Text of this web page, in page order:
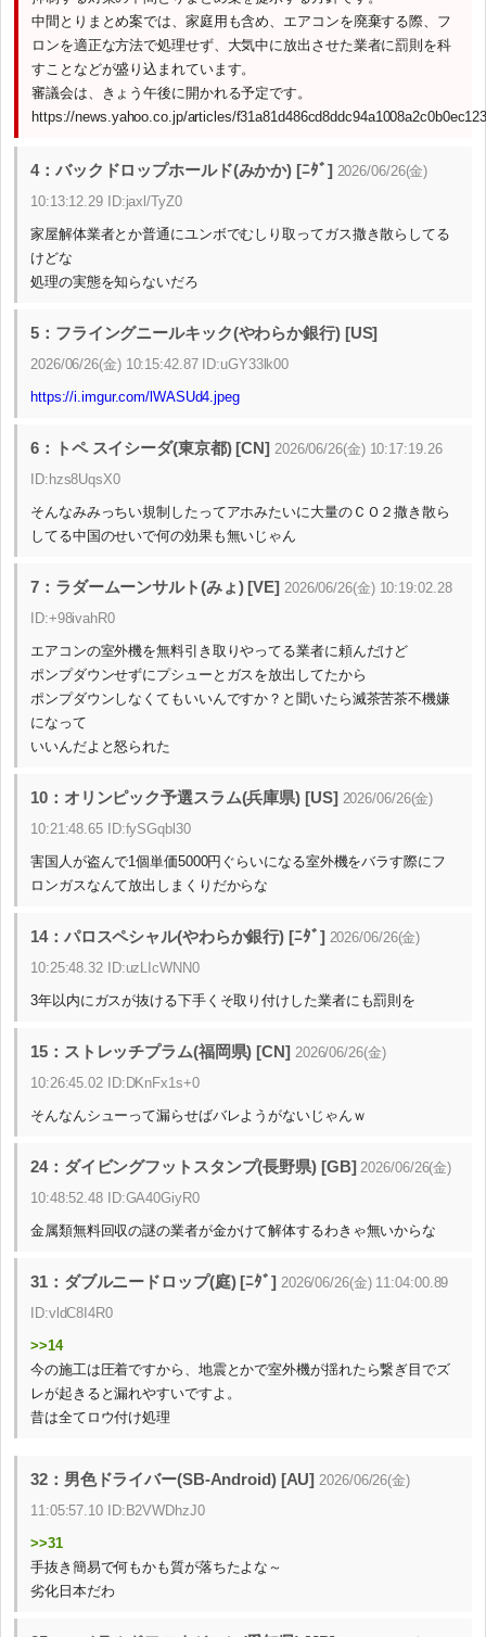
中間とりまとめ案では、家庭用も含め、エアコンを廃棄する際、フ
ロンを適正な方法で処理せず、大気中に放出させた業者に罰則を科
すことなどが盛り込まれています。
審議会は、きょう午後に開かれる予定です。
https://news.yahoo.co.jp/articles/
4：バックドロップホールド(みかか) [ﾆﾀﾞ] 2026/06/26(金)
10:13:12.29 ID:jaxl/TyZ0
家屋解体業者とか普通にユンボでむしり取ってガス撒き散らしてる
けどな
処理の実態を知らないだろ
5：フライングニールキック(やわらか銀行) [US]
2026/06/26(金) 10:15:42.87 ID:uGY33lk00
https://i.imgur.com/lWASUd4.jpeg
6：トペ スイシーダ(東京都) [CN] 2026/06/26(金) 10:17:19.26
ID:hzs8UqsX0
そんなみみっちい規制したってアホみたいに大量のＣＯ２撒き散ら
してる中国のせいで何の効果も無いじゃん
7：ラダームーンサルト(みょ) [VE] 2026/06/26(金) 10:19:02.28
ID:+98ivahR0
エアコンの室外機を無料引き取りやってる業者に頼んだけど
ポンプダウンせずにプシューとガスを放出してたから
ポンプダウンしなくてもいいんですか？と聞いたら滅茶苦茶不機嫌
になって
いいんだよと怒られた
10：オリンピック予選スラム(兵庫県) [US] 2026/06/26(金)
10:21:48.65 ID:fySGqbl30
害国人が盗んで1個単価5000円ぐらいになる室外機をバラす際にフ
ロンガスなんて放出しまくりだからな
14：パロスペシャル(やわらか銀行) [ﾆﾀﾞ] 2026/06/26(金)
10:25:48.32 ID:uzLIcWNN0
3年以内にガスが抜ける下手くそ取り付けした業者にも罰則を
15：ストレッチプラム(福岡県) [CN] 2026/06/26(金)
10:26:45.02 ID:DKnFx1s+0
そんなんシューって漏らせばバレようがないじゃんｗ
24：ダイビングフットスタンプ(長野県) [GB] 2026/06/26(金)
10:48:52.48 ID:GA40GiyR0
金属類無料回収の謎の業者が金かけて解体するわきゃ無いからな
31：ダブルニードロップ(庭) [ﾆﾀﾞ] 2026/06/26(金) 11:04:00.89
ID:vldC8I4R0
>>14
今の施工は圧着ですから、地震とかで室外機が揺れたら繋ぎ目でズ
レが起きると漏れやすいですよ。
昔は全てロウ付け処理
32：男色ドライバー(SB-Android) [AU] 2026/06/26(金)
11:05:57.10 ID:B2VWDhzJ0
>>31
手抜き簡易で何もかも質が落ちたよな～
劣化日本だわ